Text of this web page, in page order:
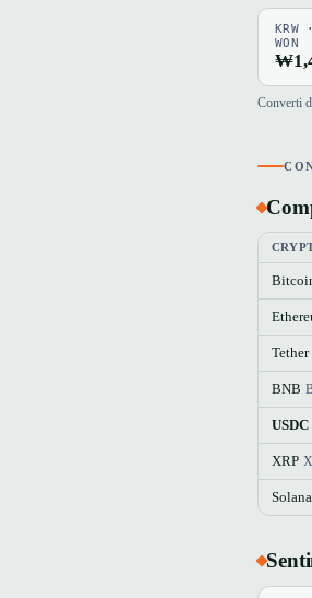
KRW
WON
Converti
Tether
BNB
USDC
XRP
Solana